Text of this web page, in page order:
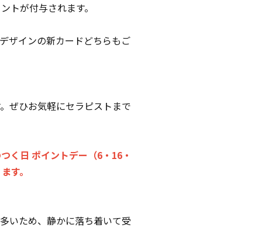
トが付与されます。
ザインの新カードどちらもご
ぜひお気軽にセラピストまで
く日 ポイントデー（6・16・
す。
いため、静かに落ち着いて受